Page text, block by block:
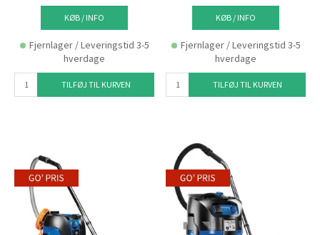
KØB / INFO
Fjernlager / Leveringstid 3-5
hverdage
TILFØJ TIL KURVEN
KØB / INFO
Fjernlager / Leveringstid 3-5
hverdage
TILFØJ TIL KURVEN